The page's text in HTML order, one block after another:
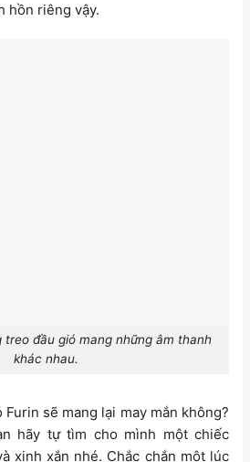
hồn riêng vậy.
đầu gió mang những âm thanh
khác nhau.
sẽ mang lại may mắn không?
hãy tự tìm cho mình một chiếc
xinh xắn nhé. Chắc chắn một lúc